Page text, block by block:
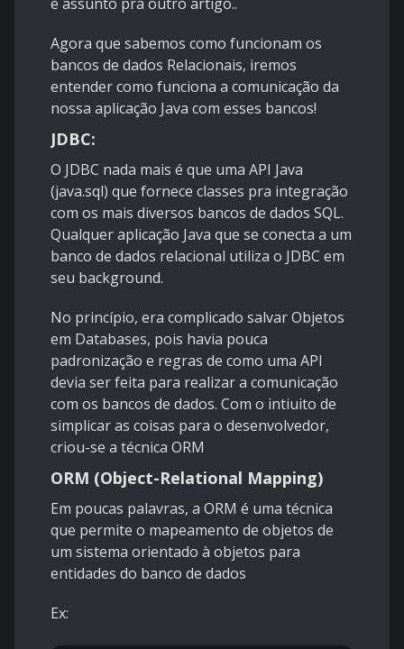
Agora que sabemos como funcionam os
bancos de dados Relacionais, iremos
entender como funciona a comunicação da
nossa aplicação Java com esses bancos!
JDBC:
O JDBC nada mais é que uma API Java
(java.sql) que fornece classes pra integração
com os mais diversos bancos de dados SQL.
Qualquer aplicação Java que se conecta a um
banco de dados relacional utiliza o JDBC em
seu background.
No princípio, era complicado salvar Objetos
em Databases, pois havia pouca
padronização e regras de como uma API
devia ser feita para realizar a comunicação
com os bancos de dados. Com o intiuito de
simplicar as coisas para o desenvolvedor,
criou-se a técnica ORM
ORM (Object-Relational Mapping)
Em poucas palavras, a ORM é uma técnica
que permite o mapeamento de objetos de
um sistema orientado à objetos para
entidades do banco de dados
Ex: